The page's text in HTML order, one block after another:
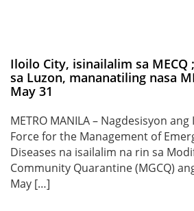
Iloilo City, isinailalim sa MECQ
sa Luzon, mananatiling nasa
May 31
METRO MANILA – Nagdesisyon
Force for the Management of
Diseases na isailalim na rin sa
Community Quarantine (MGCQ)
May […]